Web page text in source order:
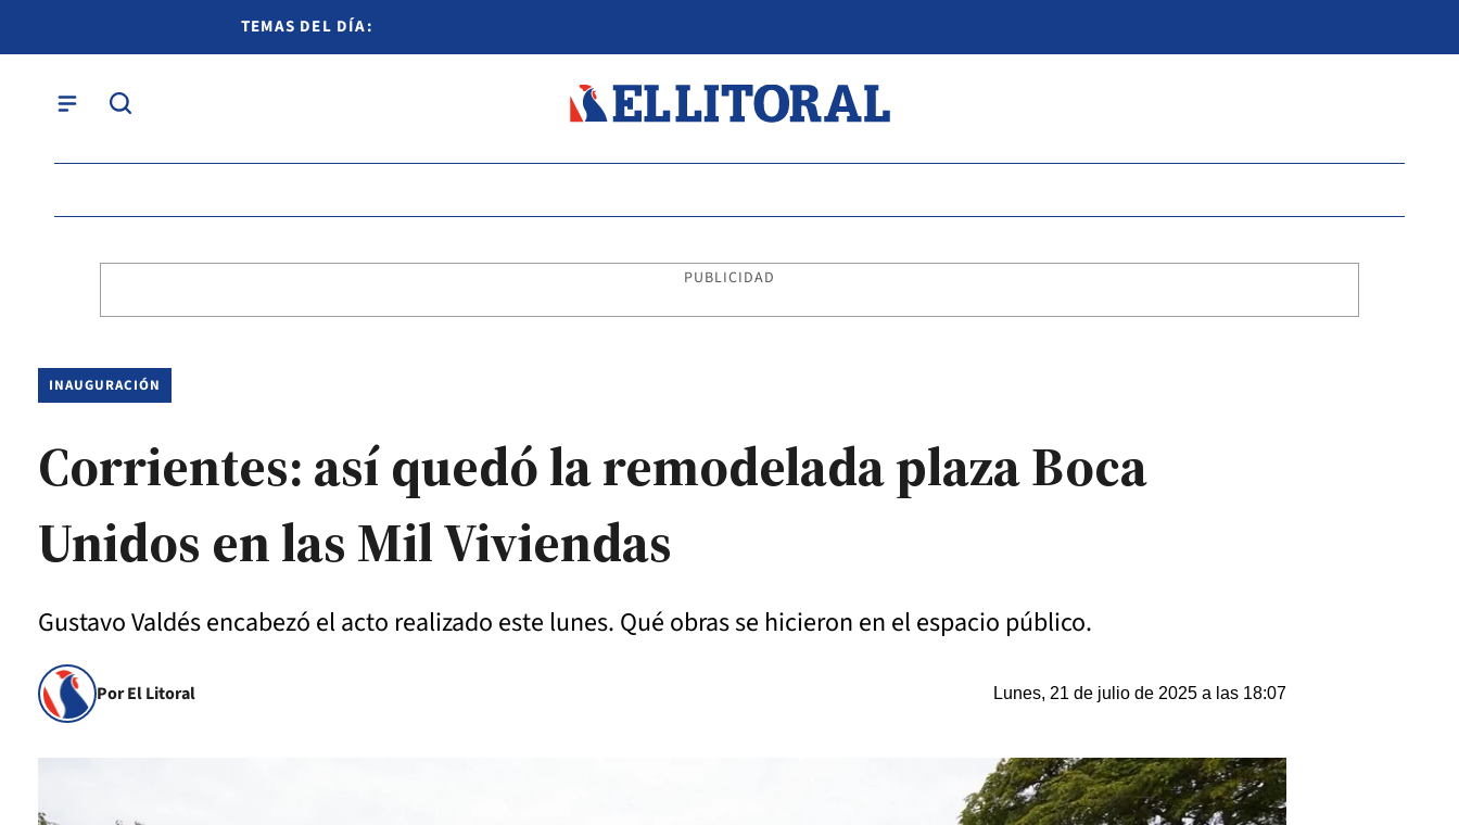
TEMAS DEL DÍA:
PUBLICIDAD
INAUGURACIÓN
Corrientes: así quedó la remodelada plaza Boca
Unidos en las Mil Viviendas
Gustavo Valdés encabezó el acto realizado este lunes. Qué obras se hicieron en el espacio público.
Por El Litoral Lunes, 21 de julio de 2025 a las 18:07